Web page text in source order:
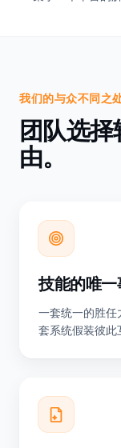
我们的与众不同之
团队选
由。
技能的唯
一套统一的胜
套系统假装彼此